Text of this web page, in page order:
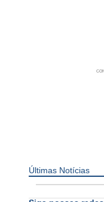
Últimas Notícias